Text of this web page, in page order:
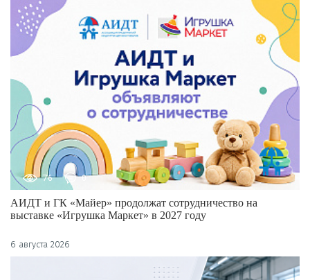
76 0
АИДТ и ГК «Майер» продолжат сотрудничество на
выставке «Игрушка Маркет» в 2027 году
6 августа 2026